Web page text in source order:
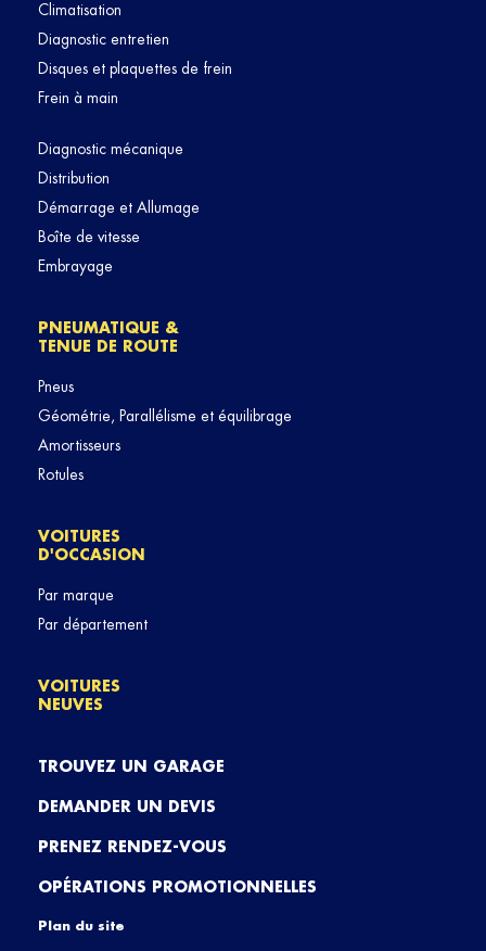
Climatisation
Diagnostic entretien
Disques et plaquettes de frein
Frein à main
Diagnostic mécanique
Distribution
Démarrage et Allumage
Boîte de vitesse
Embrayage
PNEUMATIQUE &
TENUE DE ROUTE
Pneus
Géométrie, Parallélisme et équilibrage
Amortisseurs
Rotules
VOITURES
D'OCCASION
Par marque
Par département
VOITURES
NEUVES
TROUVEZ UN GARAGE
DEMANDER UN DEVIS
PRENEZ RENDEZ-VOUS
OPÉRATIONS PROMOTIONNELLES
Plan du site